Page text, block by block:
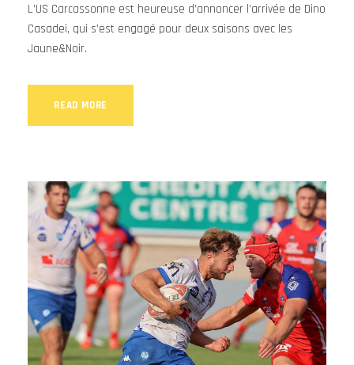
L’US Carcassonne est heureuse d’annoncer l’arrivée de Dino
Casadei, qui s’est engagé pour deux saisons avec les
Jaune&Noir.
READ MORE